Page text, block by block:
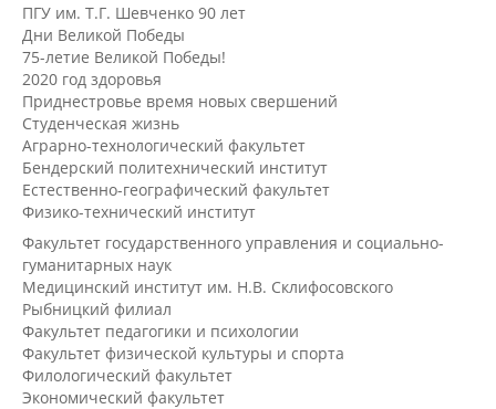
ПГУ им. Т.Г. Шевченко 90 лет
Дни Великой Победы
75-летие Великой Победы!
2020 год здоровья
Приднестровье время новых свершений
Студенческая жизнь
Аграрно-технологический факультет
Бендерский политехнический институт
Естественно-географический факультет
Физико-технический институт
Факультет государственного управления и социально-
гуманитарных наук
Медицинский институт им. Н.В. Склифосовского
Рыбницкий филиал
Факультет педагогики и психологии
Факультет физической культуры и спорта
Филологический факультет
Экономический факультет